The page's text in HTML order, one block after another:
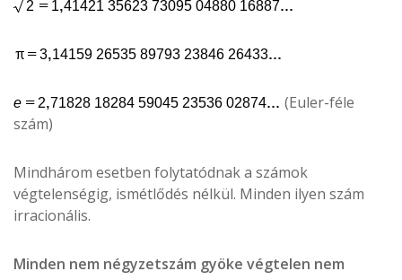
(Euler-féle
szám)
Mindhárom esetben folytatódnak a számok
végtelenségig, ismétlődés nélkül. Minden ilyen szám
irracionális.
Minden nem négyzetszám gyöke végtelen nem